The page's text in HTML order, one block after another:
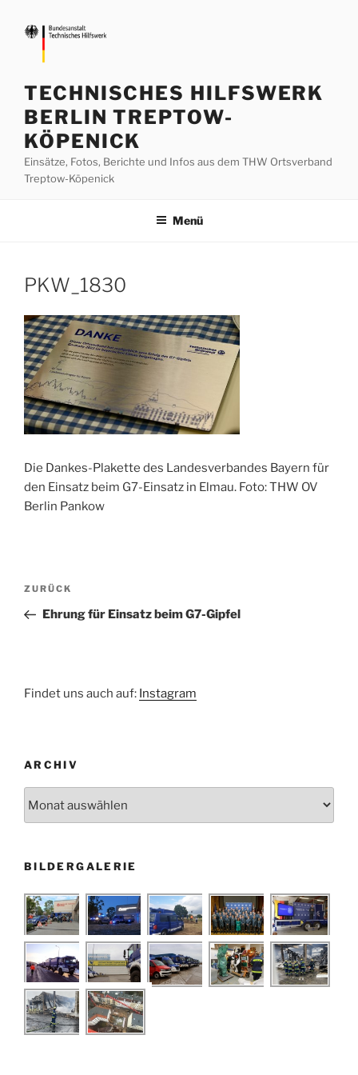
Inhalt
springen
TECHNISCHES HILFSWERK
BERLIN TREPTOW-
KÖPENICK
Einsätze, Fotos, Berichte und Infos aus dem THW Ortsverband
Treptow-Köpenick
Menü
PKW_1830
Die Dankes-Plakette des Landesverbandes Bayern für
den Einsatz beim G7-Einsatz in Elmau. Foto: THW OV
Berlin Pankow
Beitragsnavigation
Vorheriger
Beitrag
ZURÜCK
Ehrung für Einsatz beim G7-Gipfel
Findet uns auch auf: Instagram
ARCHIV
BILDERGALERIE